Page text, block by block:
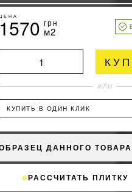
1570 грн
м2
ИЛИ
КУПИТЬ В ОДИН КЛИК
ДАННОГО
РАССЧИТАТЬ ПЛИТКУ